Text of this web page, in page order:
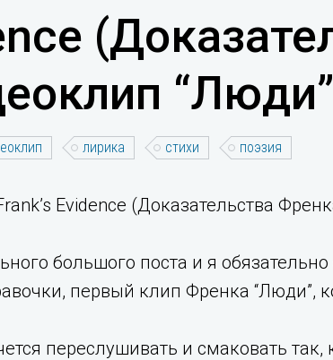
“Люди”
лирика стихи поэзия
Evidence (Доказательства
большого поста и я
первый клип Френка “Люди”,
переслушивать и смаковать